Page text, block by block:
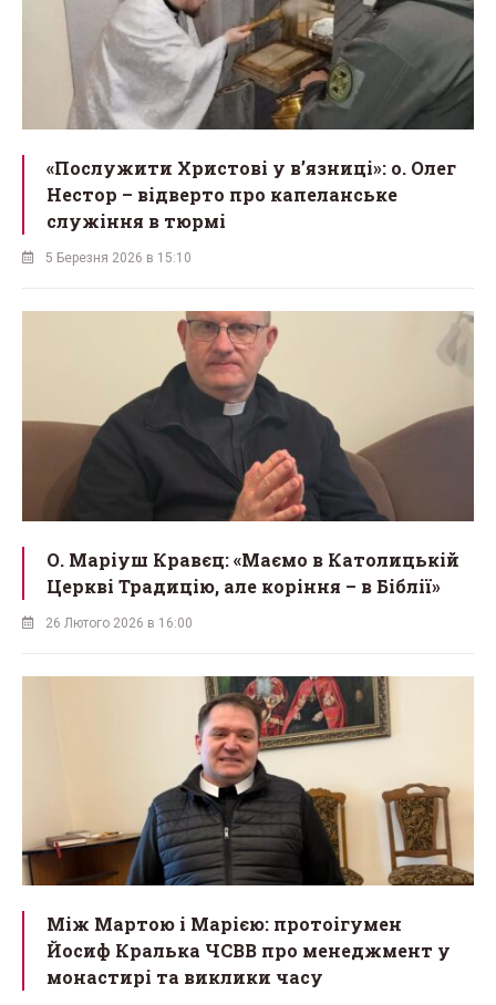
«Послужити Христові у вʼязниці»: о. Олег
Нестор – відверто про капеланське
служіння в тюрмі
5 Березня 2026 в 15:10
О. Маріуш Кравєц: «Маємо в Католицькій
Церкві Традицію, але коріння – в Біблії»
26 Лютого 2026 в 16:00
Між Мартою і Марією: протоігумен
Йосиф Кралька ЧСВВ про менеджмент у
монастирі та виклики часу